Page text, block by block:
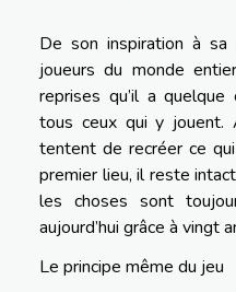
De son inspiration à
joueurs du monde
reprises qu’il a
tous ceux qui y jouent.
tentent de recréer ce
premier lieu, il reste
les choses sont
aujourd’hui grâce à vingt
Le principe même du jeu